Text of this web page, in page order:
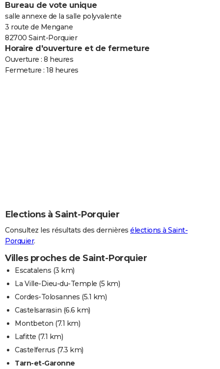
Bricolage
Lifestyle
Culture
Sport
Auto
Television
Voyage
Cinema
Bureau de vote unique
salle annexe de la salle polyvalente
3 route de Mengane
82700 Saint-Porquier
Horaire d'ouverture et de fermeture
Ouverture : 8 heures
Fermeture : 18 heures
Elections à Saint-Porquier
Consultez les résultats des dernières élections à Saint-
Porquier.
Villes proches de Saint-Porquier
Escatalens (3 km)
La Ville-Dieu-du-Temple (5 km)
Cordes-Tolosannes (5.1 km)
Castelsarrasin (6.6 km)
Montbeton (7.1 km)
Lafitte (7.1 km)
Castelferrus (7.3 km)
Tarn-et-Garonne